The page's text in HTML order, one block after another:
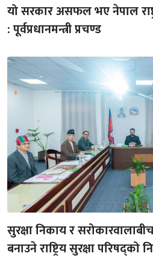
यो सरकार असफल भए नेपाल
: पूर्वप्रधानमन्त्री प्रचण्ड
सुरक्षा निकाय र
बनाउने राष्ट्रिय सुरक्षा परिषद्को